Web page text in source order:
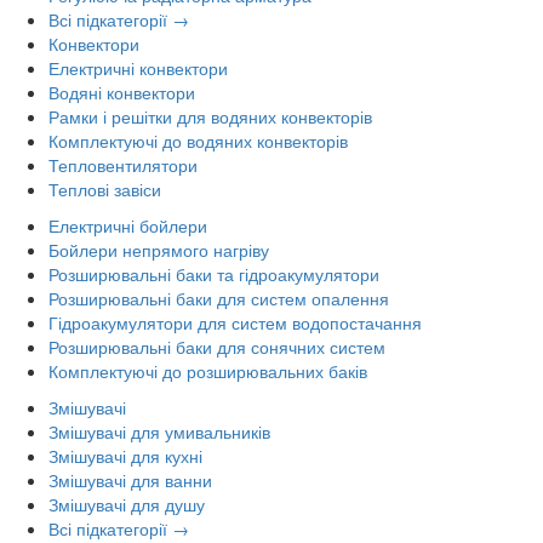
Всі підкатегорії →
Конвектори
Електричні конвектори
Водяні конвектори
Рамки і решітки для водяних конвекторів
Комплектуючі до водяних конвекторів
Тепловентилятори
Теплові завіси
Електричні бойлери
Бойлери непрямого нагріву
Розширювальні баки та гідроакумулятори
Розширювальні баки для систем опалення
Гідроакумулятори для систем водопостачання
Розширювальні баки для сонячних систем
Комплектуючі до розширювальних баків
Змішувачі
Змішувачі для умивальників
Змішувачі для кухні
Змішувачі для ванни
Змішувачі для душу
Всі підкатегорії →